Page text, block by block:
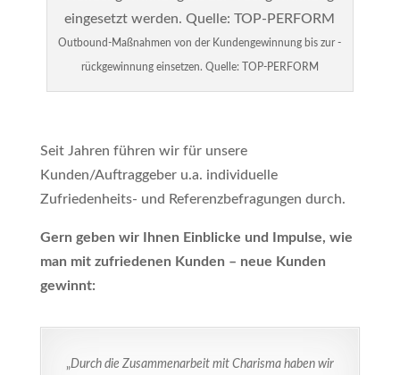
Outbound-Maßnahmen von der Kundengewinnung bis zur -
rückgewinnung einsetzen. Quelle: TOP-PERFORM
Seit Jahren führen wir für unsere
Kunden/Auftraggeber u.a. individuelle
Zufriedenheits- und Referenzbefragungen durch.
Gern geben wir Ihnen Einblicke und Impulse, wie
man mit zufriedenen Kunden – neue Kunden
gewinnt:
„Durch die Zusammenarbeit mit Charisma haben wir